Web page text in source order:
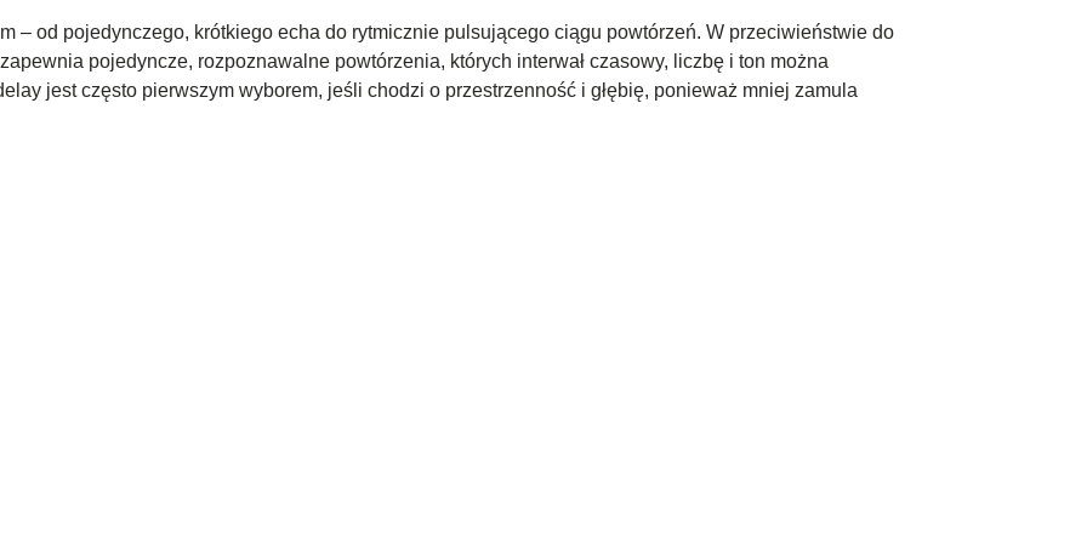
– od pojedynczego, krótkiego echa do rytmicznie pulsującego ciągu powtórzeń. W przeciwieństwie do
pojedyncze, rozpoznawalne powtórzenia, których interwał czasowy, liczbę i ton można
jest często pierwszym wyborem, jeśli chodzi o przestrzenność i głębię, ponieważ mniej zamula